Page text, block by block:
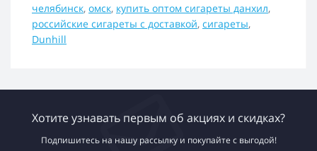
челябинск, омск, купить оптом сигареты данхил,
российские сигареты с доставкой, сигареты,
Dunhill
Хотите узнавать первым об акциях и скидках?
Подпишитесь на нашу рассылку и покупайте с выгодой!